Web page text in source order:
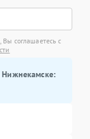
соглашаетесь с
Нижнекамске: